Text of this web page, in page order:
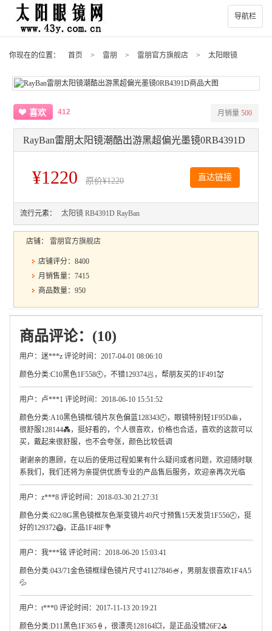
导航栏
你现在的位置： 首页 > 雷朋 > 雷朋官方旗舰店 > 太阳眼镜
喜欢 412 月销量 500
RayBan雷朋太阳镜潮酷出游黑超偏光墨镜0RB4391D
¥1220 原价¥1220 直达链接
流行元素： 太阳镜 RB4391D RayBan
店铺： 雷朋官方旗舰店
店铺评分：8400
月销售量：7415
商品数量：950
商品评论：(10)
用户：迷***z 评论时间：2017-04-01 08:06:10
颜色分类:C10黑色1F558🕙，不错129374🥟，帮朋友买的1F491💒
用户：卢***1 评论时间：2018-06-10 15:51:52
颜色分类:A10黑色镜框/镜片灰色偏蓝128343🕘，眼镜特别轻1F95D🥞，
很舒服128144💑，挺好看的，个人很喜欢，价格也合适，喜欢的这款可以
买，戴起来很舒服，也不会夸张，颜色比较低调
谢谢亲的惠顾，在以后的使用过程如果有什么疑问或者问题，欢迎随时联
系我们，我们还将为亲提供优质专业的产品售后服务，欢迎亲再次光临
用户：z***8 评论时间：2018-03-30 21:27:31
颜色分类:622/8G黑色镜框灰色渐变镜片49尺寸预售15天发货1F556🕗，挺
好的129372🥝，正品1F48F💐
用户：我***铭 评论时间：2018-06-20 15:03:41
颜色分类:043/71金色镜框绿色镜片尺寸41127846🍧，男朋友很喜欢1F4A5
💦
用户：t***0 评论时间：2017-11-13 20:19:21
颜色分类:D11黑色1F365🍦，很漂亮128164💥，是正品没错26F2⛳